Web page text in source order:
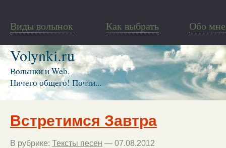
Виды волынок Как выбрать Обо мне
Volynki.ru
Волынки и Web.
Ничего общего! Почти...
Встретимся Завтра
В рубрике: Тексты песен — 07.08.2012